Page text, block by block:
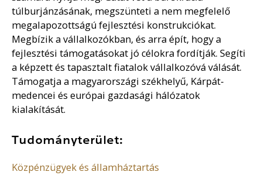
túlburjánzásának, megszünteti a nem megfelelő
megalapozottságú fejlesztési konstrukciókat.
Megbízik a vállalkozókban, és arra épít, hogy a
fejlesztési támogatásokat jó célokra fordítják. Segíti
a képzett és tapasztalt fiatalok vállalkozóvá válását.
Támogatja a magyarországi székhelyű, Kárpát-
medencei és európai gazdasági hálózatok
kialakítását.
Tudományterület:
Közpénzügyek és államháztartás